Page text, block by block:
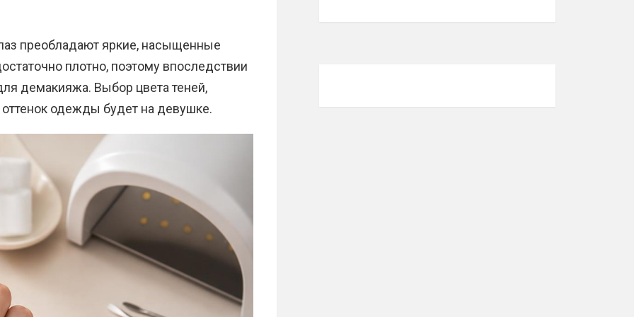
преобладают яркие, насыщенные
плотно, поэтому впоследствии
демакияжа. Выбор цвета теней,
одежды будет на девушке.